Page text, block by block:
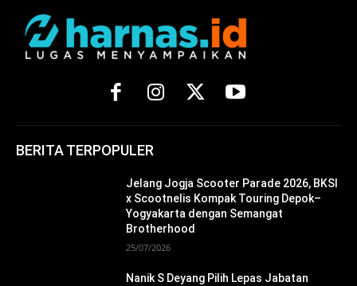
BERITA TERPOPULER
Jelang Jogja Scooter Parade 2026, BKSI
x Scootnelis Kompak Touring Depok–
Yogyakarta dengan Semangat
Brotherhood
25/07/2026
Nanik S Deyang Pilih Lepas Jabatan